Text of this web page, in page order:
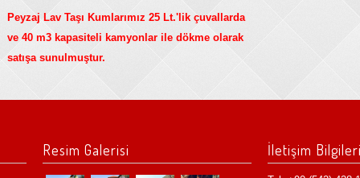
Peyzaj Lav Taşı Kumlarımız 25 Lt.'lik çuvallarda
ve 40 m3 kapasiteli kamyonlar ile dökme olarak
satışa sunulmuştur.
Resim Galerisi İletişim